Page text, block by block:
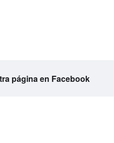
página en Facebook